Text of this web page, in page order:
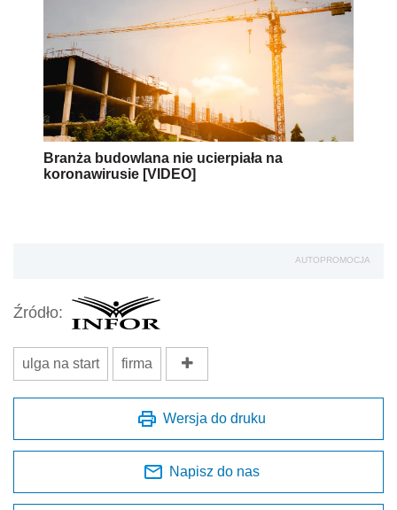
Branża budowlana nie ucierpiała na
koronawirusie [VIDEO]
AUTOPROMOCJA
Źródło:
ulga na start firma
Wersja do druku
Napisz do nas